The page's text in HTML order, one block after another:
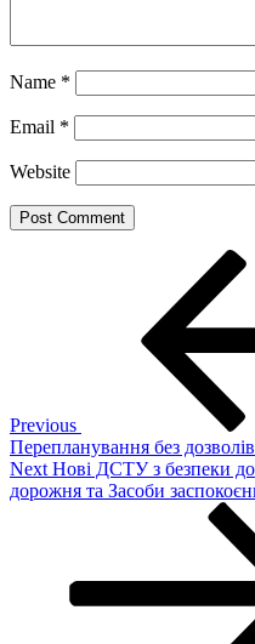
Name *
Email *
Website
Previous
Перепланування без
Next
Post
Next Нові ДСТУ з безпеки
дорожня та Засоби